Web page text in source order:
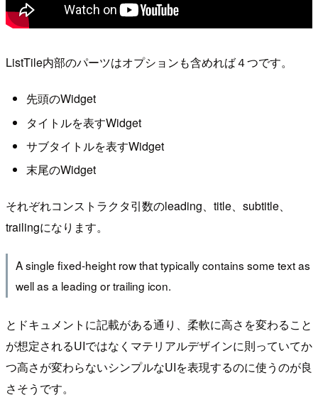
ListTile内部のパーツはオプションも含めれば４つです。
先頭のWidget
タイトルを表すWidget
サブタイトルを表すWidget
末尾のWidget
それぞれコンストラクタ引数のleading、title、subtitle、
trailingになります。
A single fixed-height row that typically contains some text as
well as a leading or trailing icon.
とドキュメントに記載がある通り、柔軟に高さを変わること
が想定されるUIではなくマテリアルデザインに則っていてか
つ高さが変わらないシンプルなUIを表現するのに使うのが良
さそうです。